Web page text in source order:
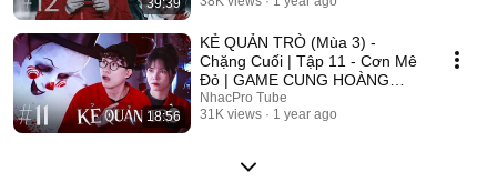
2025
18:56
KẺ QUẢN TRÒ (Mùa 3) -
Chặng Cuối | Tập 11 - Cơn Mê
Đỏ | GAME CUNG HOÀNG
ĐẠO || Web Drama 2025
NhacPro Tube
31K views
1 year ago